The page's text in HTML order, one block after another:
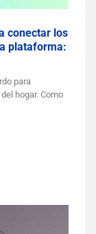
conectar los
plataforma:
para
hogar. Como